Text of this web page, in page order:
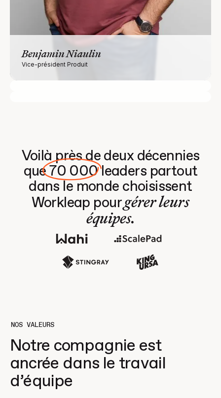
Benjamin Niaulin
Vice-président Produit
Jenna Kellner
Voilà près de deux décennies
que70 000 leaders partout
dans le monde choisissent
Workleap pourgérer leurs
équipes.
NOS VALEURS
Notre compagnie est
ancrée dans le travail
d’équipe